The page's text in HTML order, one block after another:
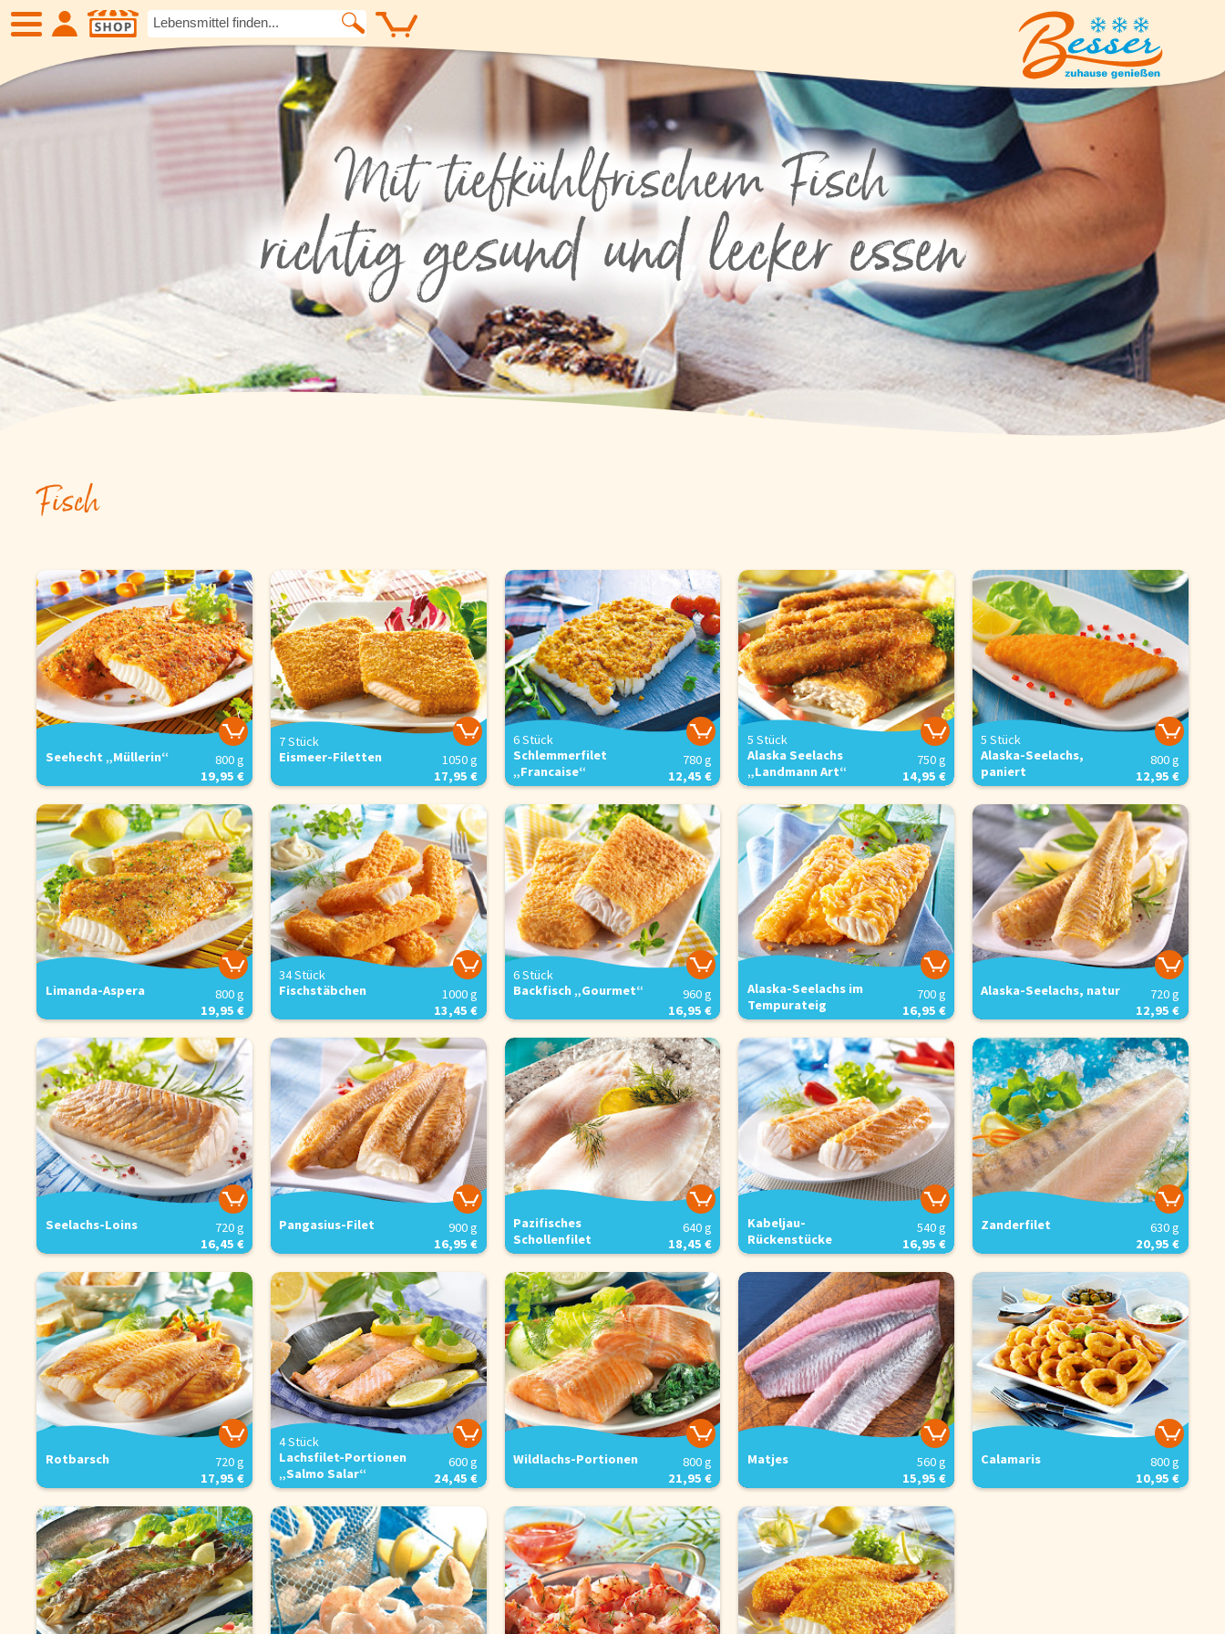
Angebote Eiskrem
Früchte Gemüse Suppen und Suppeneinlagen
Kartoffelspezialitäten Gewürze und Küchenhelfer Geflügel
Fleisch Fisch Pizzen und Flammkuchen
Über uns
Qualität
Presse & News
Rezepte
Karriere
FAQs
Bezahlung & Lieferung
Nährwerte & Allergene
Herkunftsländer
Warenkorb
Login
Startseite
Genussflyer
Kontakt
Impressum
AGB & Datenschutz
Registrieren
Fisch
Seehecht „Müllerin“
800 g
19,95 €
7 Stück
Eismeer-Filetten
1050 g
17,95 €
6 Stück
Schlemmerfilet
„Francaise“
780 g
12,45 €
5 Stück
Alaska Seelachs
„Landmann Art“
750 g
14,95 €
5 Stück
Alaska-Seelachs,
paniert
800 g
12,95 €
Limanda-Aspera
800 g
19,95 €
34 Stück
Fischstäbchen
1000 g
13,45 €
6 Stück
Backfisch „Gourmet“
960 g
16,95 €
Alaska-Seelachs im
Tempurateig
700 g
16,95 €
Alaska-Seelachs, natur
720 g
12,95 €
Seelachs-Loins
720 g
16,45 €
Pangasius-Filet
900 g
16,95 €
Pazifisches
Schollenfilet
640 g
18,45 €
Kabeljau-
Rückenstücke
540 g
16,95 €
Zanderfilet
630 g
20,95 €
Rotbarsch
720 g
17,95 €
4 Stück
Lachsfilet-Portionen
„Salmo Salar“
600 g
24,45 €
Wildlachs-Portionen
800 g
21,95 €
Matjes
560 g
15,95 €
Calamaris
800 g
10,95 €
Cookie-Hinweis
Um unsere Webseiten für Sie optimal zu gestalten und fortlaufend zu verbessern, sowie zur Geschwindigkeitsoptimierung und
für unsere Chat-Funktion verwenden wir Cookies. Durch Bestätigen des Buttons 'Alle akzeptieren' stimmen Sie der
Verwendung zu. Über den Button 'Konfigurieren' können Sie auswählen, welche Cookies Sie zulassen wollen. Weitere
Informationen erhalten Sie in unsererDatenschutzerklärung.
Alle Akzeptieren
Konfigurieren